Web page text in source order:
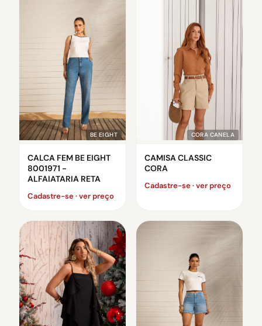
BE EIGHT
CALCA FEM BE EIGHT
8001971 -
ALFAIATARIA RETA
Cadastre-se · ver preço
CORA CANELA
CAMISA CLASSIC
CORA
Cadastre-se · ver preço